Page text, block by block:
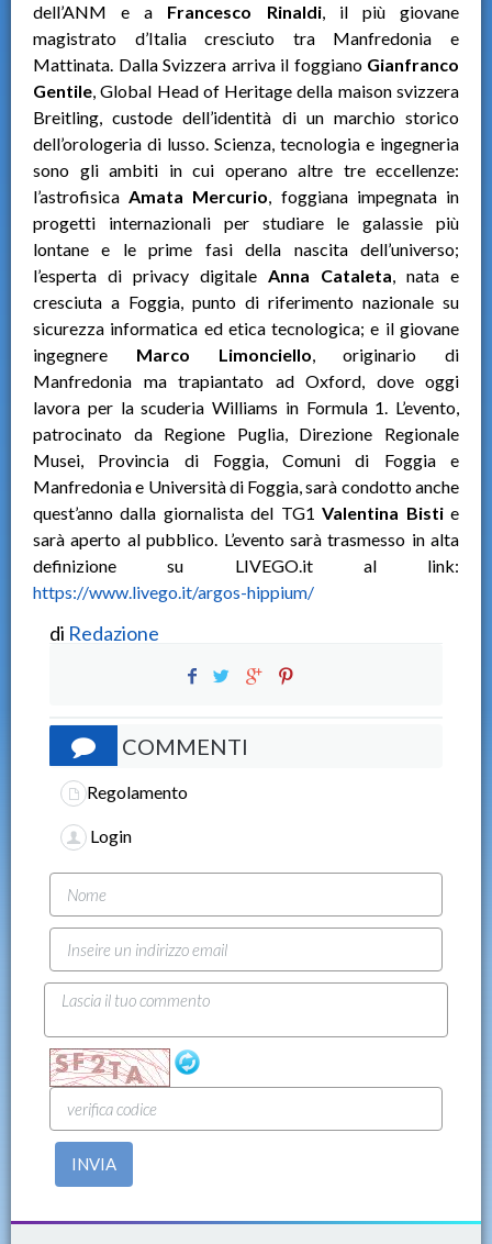
dell’ANM e a Francesco Rinaldi, il più giovane
magistrato d’Italia cresciuto tra Manfredonia e
Mattinata. Dalla Svizzera arriva il foggiano Gianfranco
Gentile, Global Head of Heritage della maison svizzera
Breitling, custode dell’identità di un marchio storico
dell’orologeria di lusso. Scienza, tecnologia e ingegneria
sono gli ambiti in cui operano altre tre eccellenze:
l’astrofisicaAmata Mercurio, foggiana impegnata in
progetti internazionali per studiare le galassie più
lontane e le prime fasi della nascita dell’universo;
l’esperta di privacy digitale Anna Cataleta, nata e
cresciuta a Foggia, punto di riferimento nazionale su
sicurezza informatica ed etica tecnologica; e il giovane
ingegnere Marco Limonciello, originario di
Manfredonia ma trapiantato ad Oxford, dove oggi
lavora per la scuderia Williams in Formula 1. L’evento,
patrocinato da Regione Puglia, Direzione Regionale
Musei, Provincia di Foggia, Comuni di Foggia e
Manfredonia e Università di Foggia, sarà condotto anche
quest’anno dalla giornalista del TG1Valentina Bistie
sarà aperto al pubblico. L’evento sarà trasmesso in alta
definizione su LIVEGO.it al link:
https://www.livego.it/argos-hippium/
di Redazione
COMMENTI
Regolamento
Login
INVIA